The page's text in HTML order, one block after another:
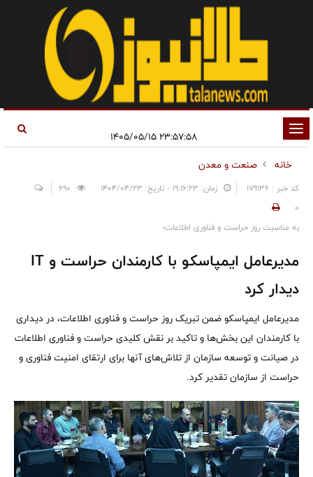
تغییر
وضعیت
ناوبری
۲۳:۵۷:۵۸ ۱۴۰۵/۰۵/۱۵
خانه
صنعت و معدن
کد خبر : 179136 زمان: ۱۹:۱۶:۲۳ - تاریخ: ۱۴۰۴/۰۴/۲۳
0
به مناسبت روز حراست و فناوری اطلاعات؛
مدیرعامل ایمپاسکو با کارمندان حراست و IT
دیدار کرد
مدیرعامل ایمپاسکو ضمن تبریک روز حراست و فناوری اطلاعات، در دیداری
با کارمندان این بخش‌ها و تاکید بر نقش کلیدی حراست و فناوری اطلاعات
در صیانت و توسعه سازمان از تلاش‌های آنها برای ارتقای امنیت فناوری و
حراست از سازمان تقدیر کرد.